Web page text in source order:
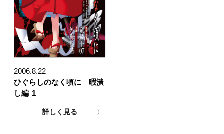
2006.8.22
ひぐらしのなく頃に 暇潰
し編 1
詳しく見る